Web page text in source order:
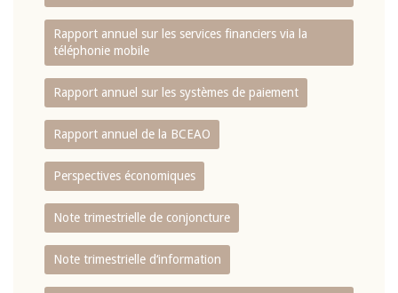
Rapport annuel sur les services financiers via la
téléphonie mobile
Rapport annuel sur les systèmes de paiement
Rapport annuel de la BCEAO
Perspectives économiques
Note trimestrielle de conjoncture
Note trimestrielle d‘information